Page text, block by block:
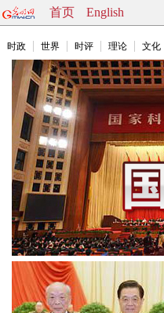
首页 English
时政 世界 时评 理论 文化